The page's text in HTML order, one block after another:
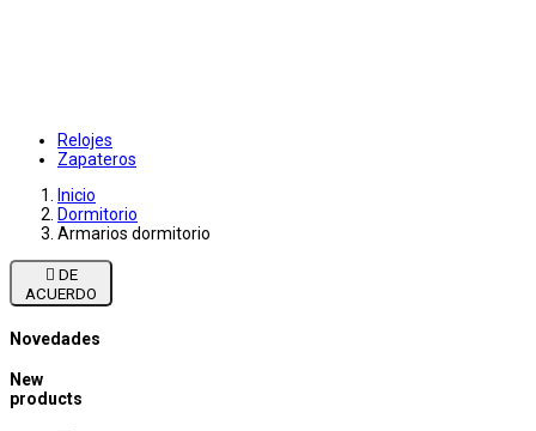
Relojes
Zapateros
Inicio
Dormitorio
Armarios dormitorio

ACUERDO
Novedades
New
products